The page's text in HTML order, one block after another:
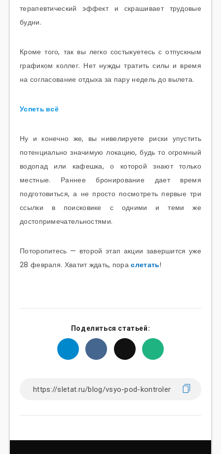
терапевтический эффект и скрашивает трудовые
будни.
Кроме того, так вы легко состыкуетесь с отпускным
графиком коллег. Нет нужды тратить силы и время
на согласование отдыха за пару недель до вылета.
Успеть всё
Ну и конечно же, вы нивелируете риски упустить
потенциально значимую локацию, будь то огромный
водопад или кафешка, о которой знают только
местные. Раннее бронирование дает время
подготовиться, а не просто посмотреть первые три
ссылки в поисковике с одними и теми же
достопримечательностями.
Поторопитесь — второй этап акции завершится уже
28 февраля. Хватит ждать, пораслетать!
Поделиться статьей: